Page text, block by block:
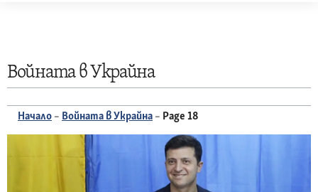
Войната в Украйна
Начало – Войната в Украйна – Page 18